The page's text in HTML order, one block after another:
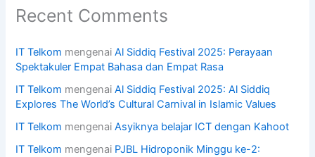
Recent Comments
IT Telkom mengenaiAl Siddiq Festival 2025: Perayaan
Spektakuler Empat Bahasa dan Empat Rasa
IT Telkom mengenaiAl Siddiq Festival 2025: Al Siddiq
Explores The World’s Cultural Carnival in Islamic Values
IT Telkom mengenaiAsyiknya belajar ICT dengan Kahoot
IT Telkom mengenai PJBL Hidroponik Minggu ke-2: